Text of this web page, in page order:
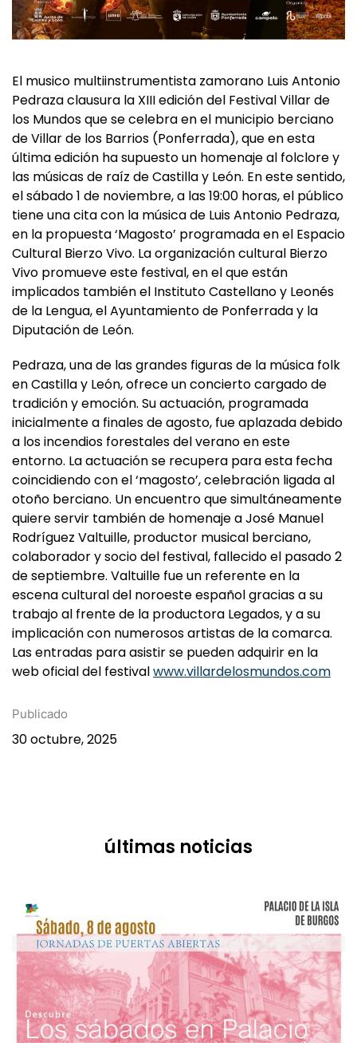
El musico multiinstrumentista zamorano Luis Antonio
Pedraza clausura la XIII edición del Festival Villar de
los Mundos que se celebra en el municipio berciano
de Villar de los Barrios (Ponferrada), que en esta
última edición ha supuesto un homenaje al folclore y
las músicas de raíz de Castilla y León. En este sentido,
el sábado 1 de noviembre, a las 19:00 horas, el público
tiene una cita con la música de Luis Antonio Pedraza,
en la propuesta ‘Magosto’ programada en el Espacio
Cultural Bierzo Vivo. La organización cultural Bierzo
Vivo promueve este festival, en el que están
implicados también el Instituto Castellano y Leonés
de la Lengua, el Ayuntamiento de Ponferrada y la
Pedraza, una de las grandes figuras de la música folk
en Castilla y León, ofrece un concierto cargado de
tradición y emoción. Su actuación, programada
inicialmente a finales de agosto, fue aplazada debido
a los incendios forestales del verano en este
entorno. La actuación se recupera para esta fecha
coincidiendo con el ‘magosto’, celebración ligada al
otoño berciano. Un encuentro que simultáneamente
quiere servir también de homenaje a José Manuel
Rodríguez Valtuille, productor musical berciano,
colaborador y socio del festival, fallecido el pasado 2
de septiembre. Valtuille fue un referente en la
escena cultural del noroeste español gracias a su
trabajo al frente de la productora Legados, y a su
implicación con numerosos artistas de la comarca.
Las entradas para asistir se pueden adquirir en la
Publicado